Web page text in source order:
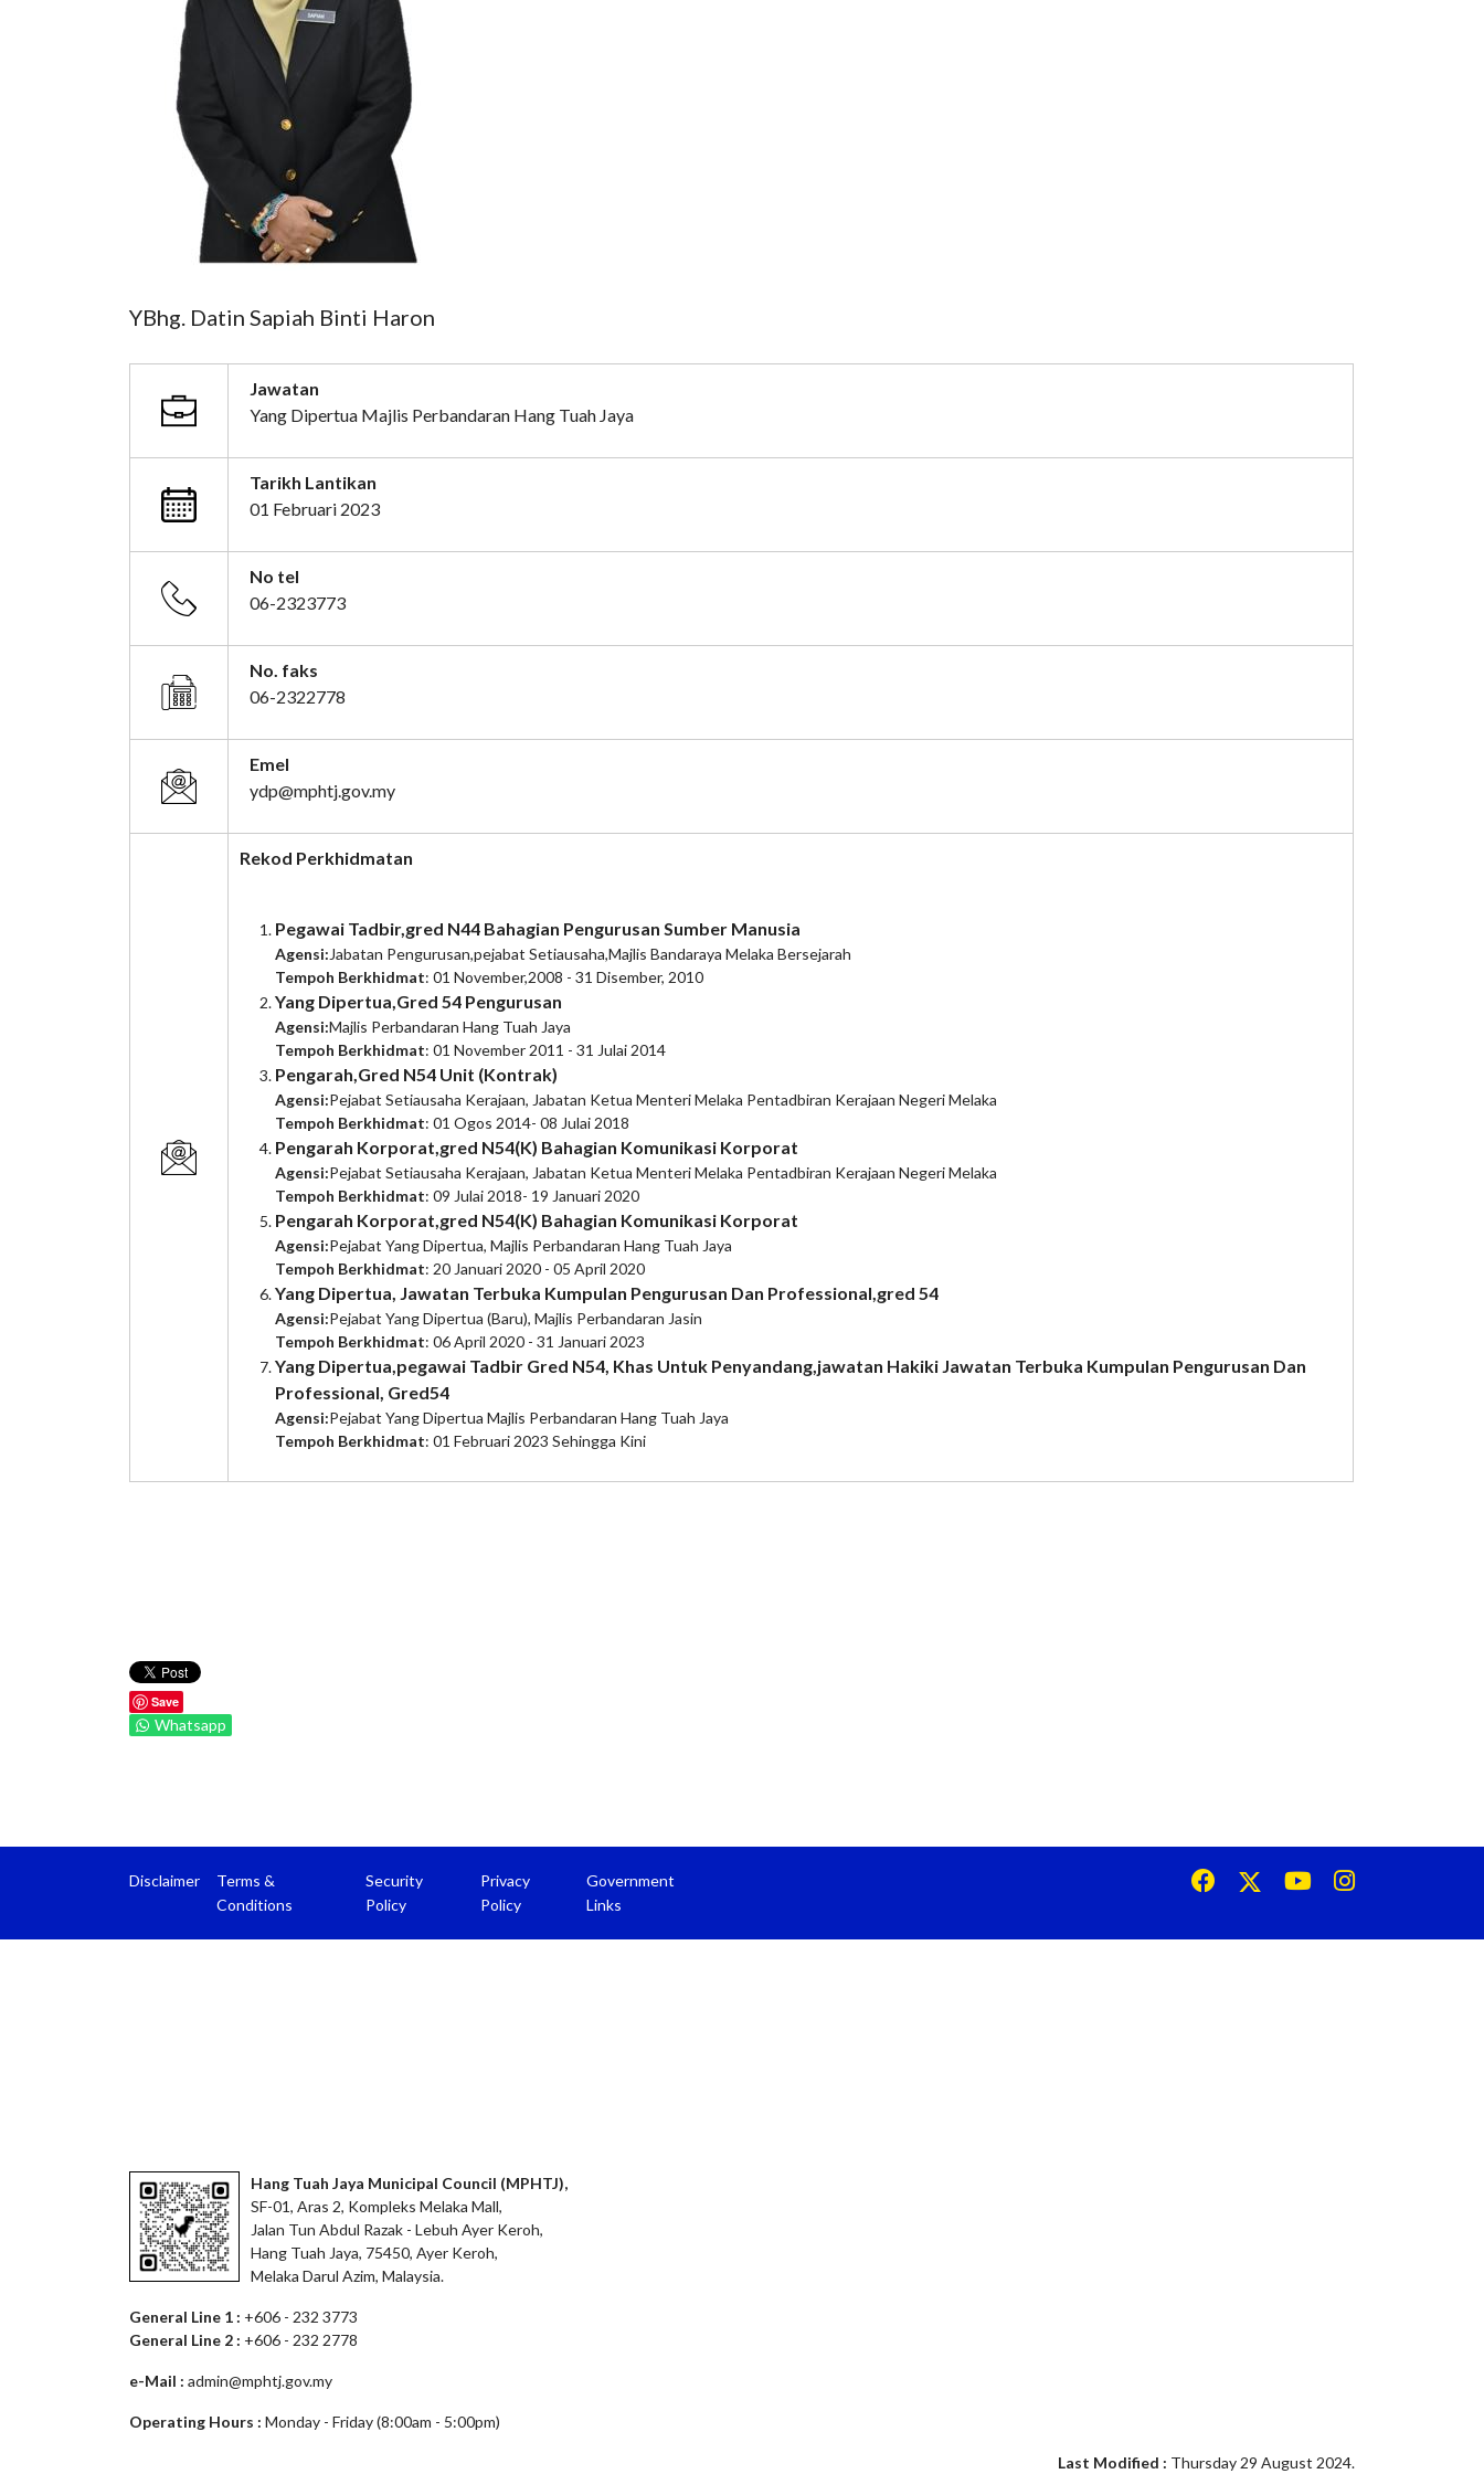
YBhg. Datin Sapiah Binti Haron
Jawatan
Yang Dipertua Majlis Perbandaran Hang Tuah Jaya
Tarikh Lantikan
01 Februari 2023
No tel
06-2323773
No. faks
06-2322778
Emel
ydp@mphtj.gov.my
Rekod Perkhidmatan
Pegawai Tadbir,gred N44 Bahagian Pengurusan Sumber Manusia
Agensi: Jabatan Pengurusan,pejabat Setiausaha,Majlis Bandaraya Melaka Bersejarah
Tempoh Berkhidmat: 01 November,2008 - 31 Disember, 2010
Yang Dipertua,Gred 54 Pengurusan
Agensi:Majlis Perbandaran Hang Tuah Jaya
Tempoh Berkhidmat: 01 November 2011 - 31 Julai 2014
Pengarah,Gred N54 Unit (Kontrak)
Agensi:Pejabat Setiausaha Kerajaan, Jabatan Ketua Menteri Melaka Pentadbiran Kerajaan Negeri Melaka
Tempoh Berkhidmat: 01 Ogos 2014- 08 Julai 2018
Pengarah Korporat,gred N54(K) Bahagian Komunikasi Korporat
Agensi:Pejabat Setiausaha Kerajaan, Jabatan Ketua Menteri Melaka Pentadbiran Kerajaan Negeri Melaka
Tempoh Berkhidmat: 09 Julai 2018- 19 Januari 2020
Pengarah Korporat,gred N54(K) Bahagian Komunikasi Korporat
Agensi:Pejabat Yang Dipertua, Majlis Perbandaran Hang Tuah Jaya
Tempoh Berkhidmat: 20 Januari 2020 - 05 April 2020
Yang Dipertua, Jawatan Terbuka Kumpulan Pengurusan Dan Professional,gred 54
Agensi:Pejabat Yang Dipertua (Baru), Majlis Perbandaran Jasin
Tempoh Berkhidmat: 06 April 2020 - 31 Januari 2023
Yang Dipertua,pegawai Tadbir Gred N54, Khas Untuk Penyandang,jawatan Hakiki Jawatan Terbuka Kumpulan Pengurusan Dan
Professional, Gred54
Agensi:Pejabat Yang Dipertua Majlis Perbandaran Hang Tuah Jaya
Tempoh Berkhidmat: 01 Februari 2023 Sehingga Kini
Save
Whatsapp
Disclaimer
Terms &
Conditions
Security
Policy
Privacy
Policy
Government
Links
Hang Tuah Jaya Municipal Council (MPHTJ),
SF-01, Aras 2, Kompleks Melaka Mall,
Jalan Tun Abdul Razak - Lebuh Ayer Keroh,
Hang Tuah Jaya, 75450, Ayer Keroh,
Melaka Darul Azim, Malaysia.
General Line 1 : +606 - 232 3773
General Line 2 : +606 - 232 2778
e-Mail : admin@mphtj.gov.my
Operating Hours : Monday - Friday (8:00am - 5:00pm)
Last Modified : Thursday 29 August 2024.